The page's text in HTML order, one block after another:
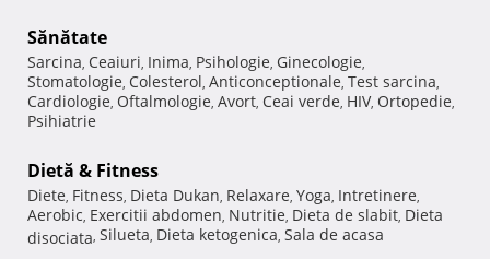
Sănătate
Sarcina, Ceaiuri, Inima, Psihologie, Ginecologie,
Stomatologie, Colesterol, Anticonceptionale, Test sarcina,
Cardiologie, Oftalmologie, Avort, Ceai verde, HIV, Ortopedie,
Psihiatrie
Dietă & Fitness
Diete, Fitness, Dieta Dukan, Relaxare, Yoga, Intretinere,
Aerobic, Exercitii abdomen, Nutritie, Dieta de slabit, Dieta
disociata, Silueta, Dieta ketogenica, Sala de acasa